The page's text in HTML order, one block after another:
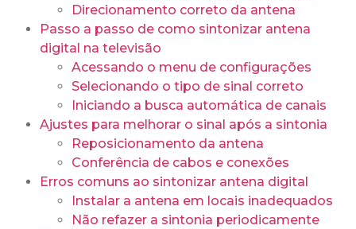
Direcionamento correto da antena
Passo a passo de como sintonizar antena
digital na televisão
Acessando o menu de configurações
Selecionando o tipo de sinal correto
Iniciando a busca automática de canais
Ajustes para melhorar o sinal após a sintonia
Reposicionamento da antena
Conferência de cabos e conexões
Erros comuns ao sintonizar antena digital
Instalar a antena em locais inadequados
Não refazer a sintonia periodicamente